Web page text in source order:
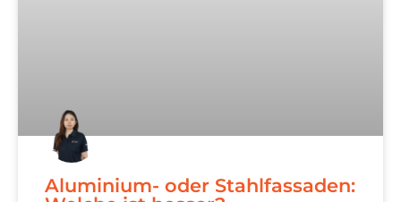
Aluminium- oder Stahlfassaden: